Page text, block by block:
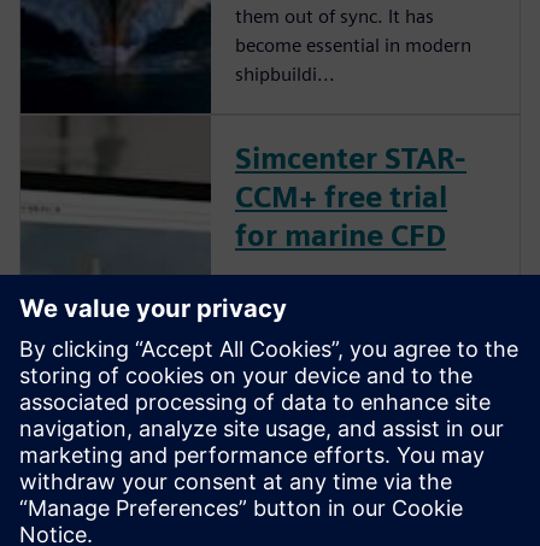
them out of sync. It has
become essential in modern
shipbuildi...
Simcenter STAR-
CCM+ free trial
for marine CFD
everything you need to
instantly start running CFD
simulations. You can launch
the trial in your browser in
just minutes – no installation
necessary. The trial includes
access to Simcenter STAR-
CCM+, sampl...